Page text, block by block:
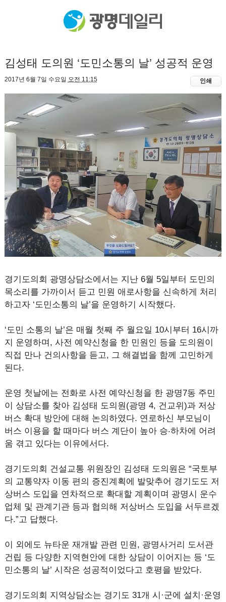
김성태 도의원 ‘도민소통의 날’ 성공적 운영
2017년 6월 7일 수요일 오전 11:15 인쇄
경기도의회 광명상담소에서는 지난 6월 5일부터 도민의
목소리를 가까이서 듣고 민원 애로사항을 신속하게 처리
하고자 ‘도민소통의 날’을 운영하기 시작했다.
‘도민 소통의 날’은 매월 첫째 주 월요일 10시부터 16시까
지 운영하며, 사전 예약신청을 한 민원인 등을 도의원이
직접 만나 건의사항을 듣고, 그 해결법을 함께 고민하게
된다.
운영 첫날에는 전화로 사전 예약신청을 한 광명7동 주민
이 상담소를 찾아 김성태 도의원(광명 4, 건교위)과 저상
버스 확대 방안에 대해 논의하였다. 연로하신 부모님이
버스 이용을 할 때마다 버스 계단이 높아 승‧하차에 어려
움 겪고 있다는 이유에서다.
경기도의회 건설교통 위원장인 김성태 도의원은 “국토부
의 교통약자 이동 편의 증진계획에 발맞추어 경기도도 저
상버스 도입을 연차적으로 확대할 계획이며 광명시 운수
업체 및 관계기관 등과 협의해 저상버스 도입을 서두르겠
다.”고 답했다.
이 외에도 뉴타운 재개발 관련 민원, 광명사거리 도서관
건립 등 다양한 지역현안에 대한 상담이 이어지는 등 ‘도
민소통의 날’ 시작은 성공적이었다고 호평을 받았다.
경기도의회 지역상담소는 경기도 31개 시·군에 설치·운영